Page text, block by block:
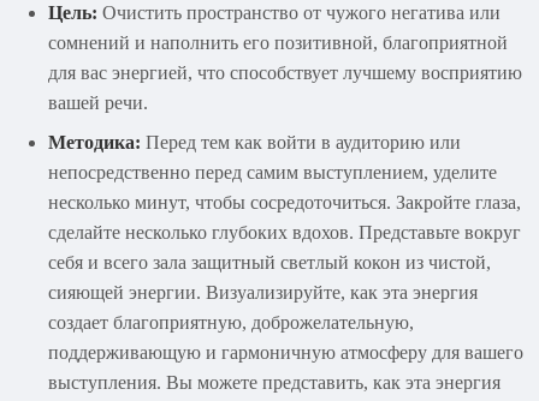
Цель: Очистить пространство от чужого негатива или
сомнений и наполнить его позитивной, благоприятной
для вас энергией, что способствует лучшему восприятию
вашей речи.
Методика: Перед тем как войти в аудиторию или
непосредственно перед самим выступлением, уделите
несколько минут, чтобы сосредоточиться. Закройте глаза,
сделайте несколько глубоких вдохов. Представьте вокруг
себя и всего зала защитный светлый кокон из чистой,
сияющей энергии. Визуализируйте, как эта энергия
создает благоприятную, доброжелательную,
поддерживающую и гармоничную атмосферу для вашего
выступления. Вы можете представить, как эта энергия